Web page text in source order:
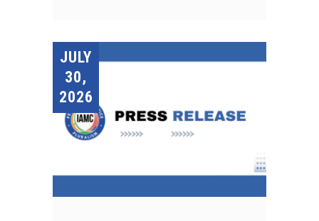
JULY
30,
2026